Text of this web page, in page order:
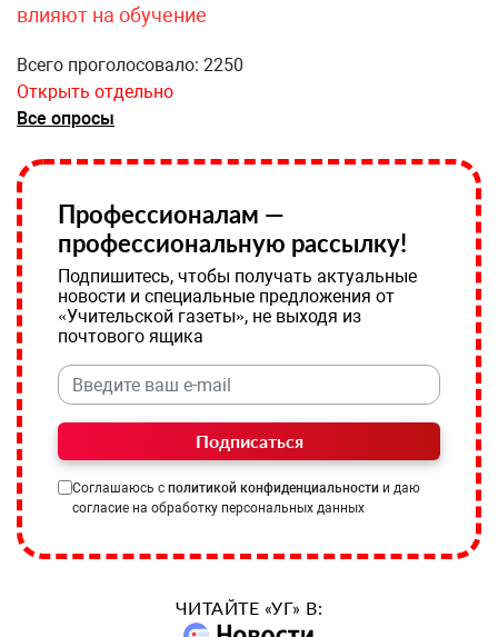
влияют на обучение
Всего проголосовало: 2250
Открыть отдельно
Все опросы
Профессионалам —
профессиональную рассылку!
Подпишитесь, чтобы получать актуальные
новости и специальные предложения от
«Учительской газеты», не выходя из
почтового ящика
Подписаться
Соглашаюсь с политикой конфиденциальности и даю
согласие на обработку персональных данных
ЧИТАЙТЕ «УГ» В: